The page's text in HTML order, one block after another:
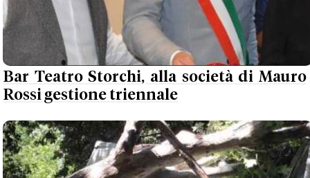
Bar Teatro Storchi, alla società di Mauro
Rossi gestione triennale